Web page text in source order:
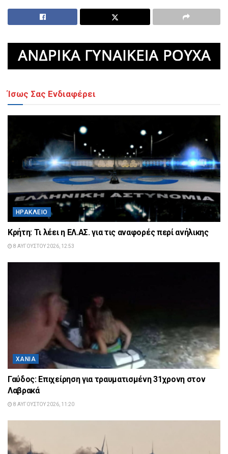
Ίσως Σας Ενδιαφέρει
ΗΡΆΚΛΕΙΟ
Κρήτη: Τι λέει η ΕΛ.ΑΣ. για τις αναφορές περί ανήλικης
8 ΑΥΓΟΎΣΤΟΥ 2026, 12:53
ΧΑΝΙΆ
Γαύδος: Επιχείρηση για τραυματισμένη 31χρονη στον
Λαβρακά
8 ΑΥΓΟΎΣΤΟΥ 2026, 11:20